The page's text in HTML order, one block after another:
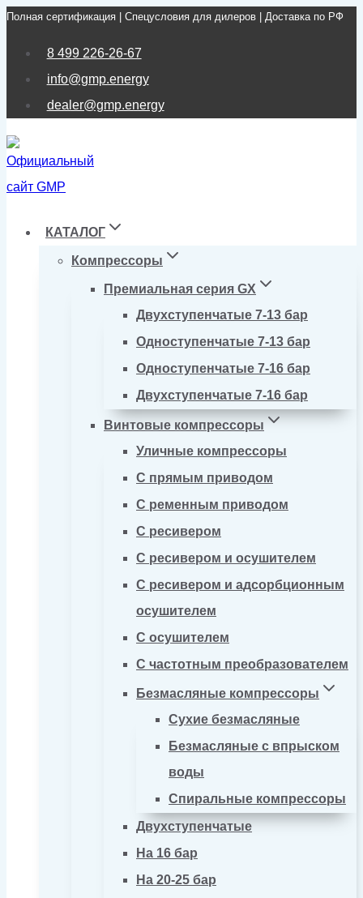
Перейти
Полная сертификация | Спецусловия для дилеров | Доставка по РФ
8 499 226-26-67
info@gmp.energy
dealer@gmp.energy
КАТАЛОГ
Компрессоры
Премиальная серия GX
Двухступенчатые 7-13 бар
Одноступенчатые 7-13 бар
Одноступенчатые 7-16 бар
Двухступенчатые 7-16 бар
Винтовые компрессоры
Уличные компрессоры
С прямым приводом
С ременным приводом
С ресивером
С ресивером и осушителем
С ресивером и адсорбционным
осушителем
С осушителем
С частотным преобразователем
Безмасляные компрессоры
Сухие безмасляные
Безмасляные с впрыском
воды
Спиральные компрессоры
Двухступенчатые
На 16 бар
На 20-25 бар